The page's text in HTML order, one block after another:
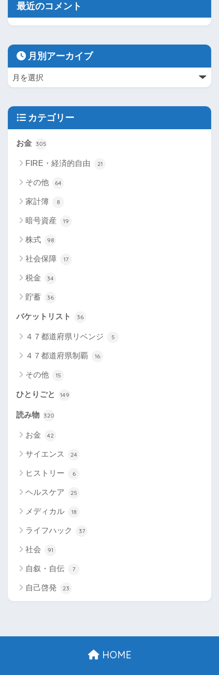
最近のコメント
月別アーカイブ
カテゴリー
お金 305
FIRE・経済的自由 21
その他 64
家計簿 8
暗号資産 19
株式 98
社会保障 17
税金 34
貯蓄 36
バケットリスト 36
４７都道府県リベンジ 5
４７都道府県制覇 16
その他 15
ひとりごと 149
読み物 320
お金 42
サイエンス 24
ヒストリー 6
ヘルスケア 25
メディカル 18
ライフハック 37
社会 91
自叙・自伝 7
自己啓発 23
HOME